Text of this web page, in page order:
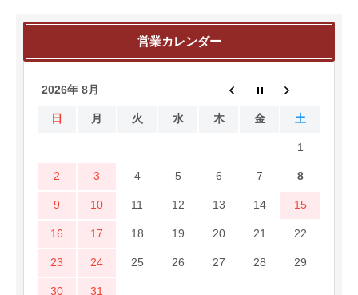
営業カレンダー
2026年 8月
日 月 火 水 木 金 土
1
2 3 4 5 6 7 8
9 10 11 12 13 14 15
16 17 18 19 20 21 22
23 24 25 26 27 28 29
30 31